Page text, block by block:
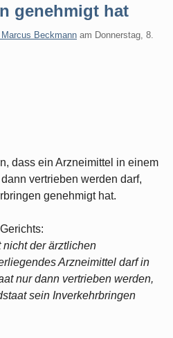
genehmigt hat
Beckmann am Donnerstag, 8.
dass ein Arzneimittel in einem
vertrieben werden darf,
genehmigt hat.
der ärztlichen
Arzneimittel darf in
nur dann vertrieben werden,
sein Inverkehrbringen